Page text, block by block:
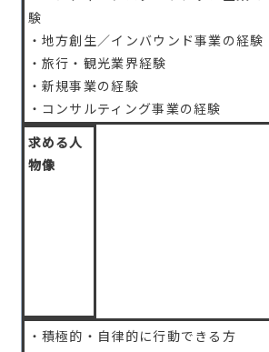
験
・地方創生／インバウンド事業の経験
・旅行・観光業界経験
・新規事業の経験
・コンサルティング事業の経験
求める人
物像
・積極的・自律的に行動できる方